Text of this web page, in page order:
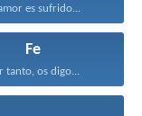
es sufrido...
Fe
tanto, os digo...